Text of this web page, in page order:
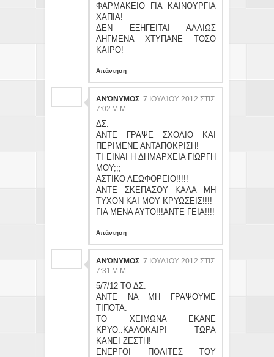
ΦΑΡΜΑΚΕΙΟ ΓΙΑ ΚΑΙΝΟΥΡΓΙΑ
ΧΑΠΙΑ!
ΔΕΝ ΕΞΗΓΕΙΤΑΙ ΑΛΛΙΩΣ
ΛΗΓΜΕΝΑ ΧΤΥΠΑΝΕ ΤΟΣΟ
ΚΑΙΡΟ!
Απάντηση
ΑΝΏΝΥΜΟΣ 7 ΙΟΥΛΊΟΥ 2012 ΣΤΙΣ
7:02 Μ.Μ.
ΔΣ.
ΑΝΤΕ ΓΡΑΨΕ ΣΧΟΛΙΟ ΚΑΙ
ΠΕΡΙΜΕΝΕ ΑΝΤΑΠΟΚΡΙΣΗ!
ΤΙ ΕΙΝΑΙ Η ΔΗΜΑΡΧΕΙΑ ΓΙΩΡΓΗ
ΜΟΥ;;;
ΑΣΤΙΚΟ ΛΕΩΦΟΡΕΙΟ!!!!!
ΑΝΤΕ ΣΚΕΠΑΣΟΥ ΚΑΛΑ ΜΗ
ΤΥΧΟΝ ΚΑΙ ΜΟΥ ΚΡΥΩΣΕΙΣ!!!!
ΓΙΑ ΜΕΝΑ ΑΥΤΟ!!!ΑΝΤΕ ΓΕΙΑ!!!!
Απάντηση
ΑΝΏΝΥΜΟΣ 7 ΙΟΥΛΊΟΥ 2012 ΣΤΙΣ
7:31 Μ.Μ.
5/7/12 ΤΟ ΔΣ.
ΑΝΤΕ ΝΑ ΜΗ ΓΡΑΨΟΥΜΕ
ΤΙΠΟΤΑ.
ΤΟ ΧΕΙΜΩΝΑ ΕΚΑΝΕ
ΚΡΥΟ..ΚΑΛΟΚΑΙΡΙ ΤΩΡΑ
ΚΑΝΕΙ ΖΕΣΤΗ!
ΕΝΕΡΓΟΙ ΠΟΛΙΤΕΣ ΤΟΥ